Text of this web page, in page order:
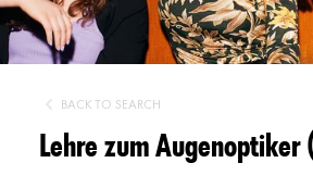
BACK TO SEARCH
Lehre zum